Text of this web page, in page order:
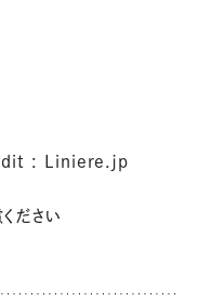
: Liniere.jp
ださい